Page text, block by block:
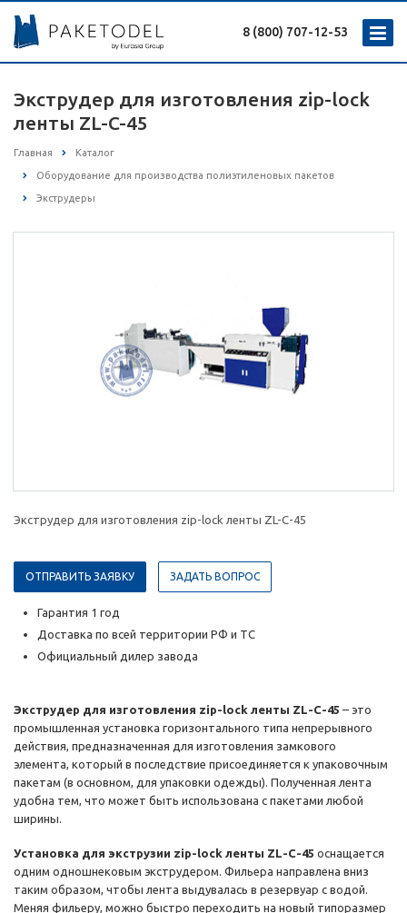
8 (800) 707-12-53
Экструдер для изготовления zip-lock
ленты ZL-C-45
Главная Каталог
Оборудование для производства полиэтиленовых пакетов
Экструдеры
Экструдер для изготовления zip-lock ленты ZL-C-45
ОТПРАВИТЬ ЗАЯВКУ ЗАДАТЬ ВОПРОС
Гарантия 1 год
Доставка по всей территории РФ и ТС
Официальный дилер завода
Экструдер для изготовления zip-lock ленты ZL-C-45 – это
промышленная установка горизонтального типа непрерывного
действия, предназначенная для изготовления замкового
элемента, который в последствие присоединяется к упаковочным
пакетам (в основном, для упаковки одежды). Полученная лента
удобна тем, что может быть использована с пакетами любой
ширины.
Установка для экструзии zip-lock ленты ZL-C-45 оснащается
одним одношнековым экструдером. Фильера направлена вниз
таким образом, чтобы лента выдувалась в резервуар с водой.
Меняя фильеру, можно быстро переходить на новый типоразмер